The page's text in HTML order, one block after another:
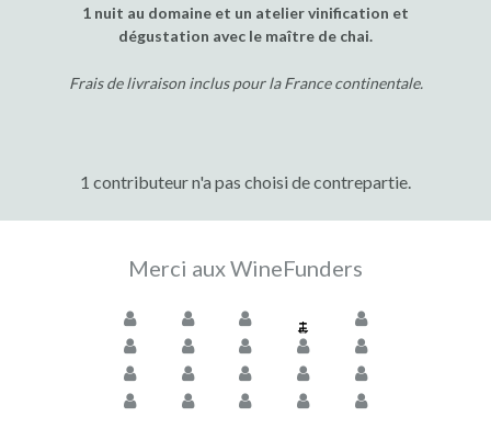
1 nuit au domaine et un atelier vinification et
dégustation avec le maître de chai.
Frais de livraison inclus pour la France continentale.
1 contributeur n'a pas choisi de contrepartie.
Merci aux WineFunders